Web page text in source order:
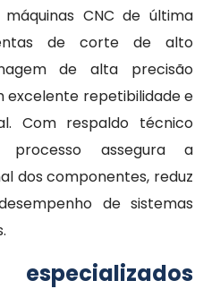
CNC de última
de corte de alto
de alta precisão
excelente repetibilidade e
Com respaldo técnico
processo assegura a
dos componentes, reduz
de sistemas
especializados